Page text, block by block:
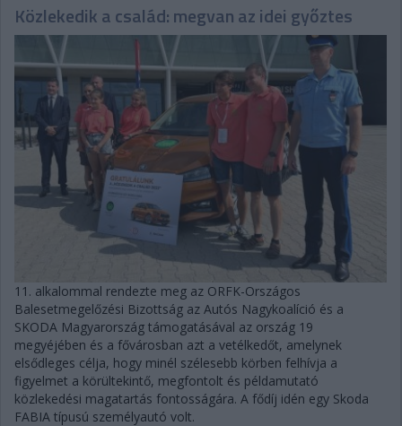
Közlekedik a család: megvan az idei győztes
11. alkalommal rendezte meg az ORFK-Országos
Balesetmegelőzési Bizottság az Autós Nagykoalíció és a
SKODA Magyarország támogatásával az ország 19
megyéjében és a fővárosban azt a vetélkedőt, amelynek
elsődleges célja, hogy minél szélesebb körben felhívja a
figyelmet a körültekintő, megfontolt és példamutató
közlekedési magatartás fontosságára. A fődíj idén egy Skoda
FABIA típusú személyautó volt.